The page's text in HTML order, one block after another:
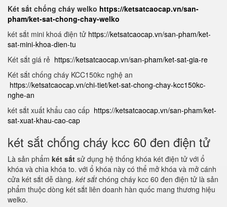
Két sắt chống cháy welko https://ketsatcaocap.vn/san-
pham/ket-sat-chong-chay-welko
két sắt mini khoá điện tử https://ketsatcaocap.vn/san-pham/ket-
sat-mini-khoa-dien-tu
Két sắt giá rẻ https://ketsatcaocap.vn/san-pham/ket-sat-gia-re
Két sắt chống cháy KCC150kc nghệ an
https://ketsatcaocap.vn/chi-tiet/ket-sat-chong-chay-kcc150kc-
nghe-an
két sắt xuất khẩu cao cấp https://ketsatcaocap.vn/san-pham/ket-
sat-xuat-khau-cao-cap
két sắt chống cháy kcc 60 đen điện tử
Là sản phẩm két sắt sử dụng hệ thống khóa két điện tử với ổ
khóa và chìa khóa to. với ổ khóa này có thể mở khóa và mở cánh
cửa két sắt dễ dàng. két sắtchóng cháy kcc 60 đen điện tử là sản
phẩm thuộc dòng két sắt liên doanh hàn quốc mang thương hiệu
welko.